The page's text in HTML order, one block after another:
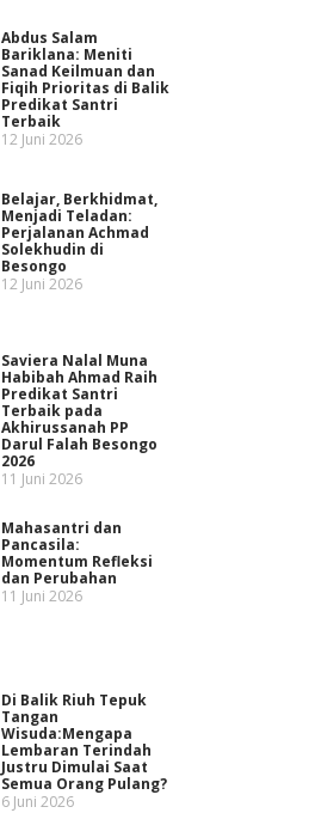
Abdus Salam
Bariklana: Meniti
Sanad Keilmuan dan
Fiqih Prioritas di Balik
Predikat Santri
Terbaik
12 Juni 2026
Belajar, Berkhidmat,
Menjadi Teladan:
Perjalanan Achmad
Solekhudin di
Besongo
12 Juni 2026
Saviera Nalal Muna
Habibah Ahmad Raih
Predikat Santri
Terbaik pada
Akhirussanah PP
Darul Falah Besongo
2026
11 Juni 2026
Mahasantri dan
Pancasila:
Momentum Refleksi
dan Perubahan
11 Juni 2026
Di Balik Riuh Tepuk
Tangan
Wisuda:Mengapa
Lembaran Terindah
Justru Dimulai Saat
Semua Orang Pulang?
6 Juni 2026